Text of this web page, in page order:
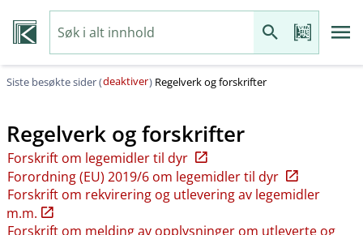
Siste besøkte sider (deaktiver) Regelverk og forskrifter
Regelverk og forskrifter
Forskrift om legemidler til dyr
Forordning (EU) 2019/6 om legemidler til dyr
Forskrift om rekvirering og utlevering av legemidler
m.m.
Forskrift om melding av opplysninger om utleverte og